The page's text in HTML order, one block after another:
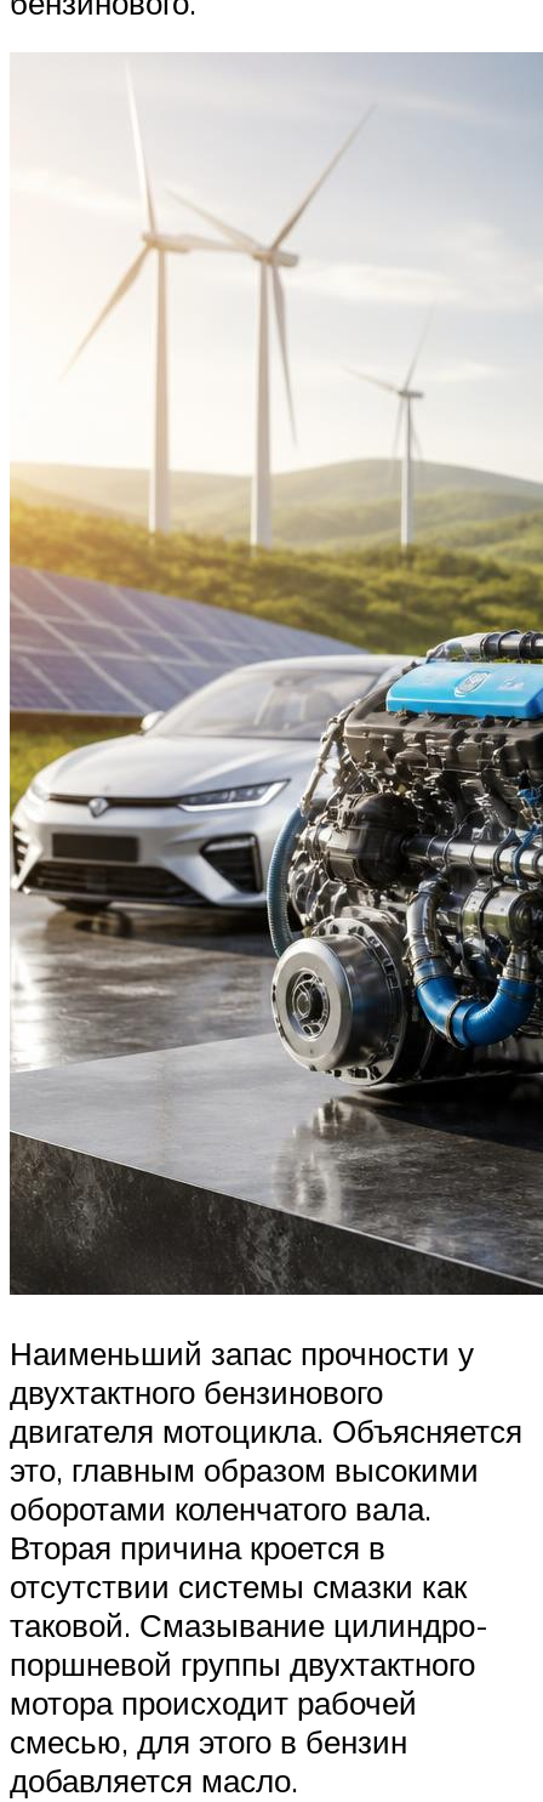
Наименьший запас прочности у
двухтактного бензинового
двигателя мотоцикла. Объясняется
это, главным образом высокими
оборотами коленчатого вала.
Вторая причина кроется в
отсутствии системы смазки как
таковой. Смазывание цилиндро-
поршневой группы двухтактного
мотора происходит рабочей
смесью, для этого в бензин
добавляется масло.